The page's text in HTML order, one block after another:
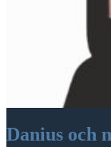
Danius och